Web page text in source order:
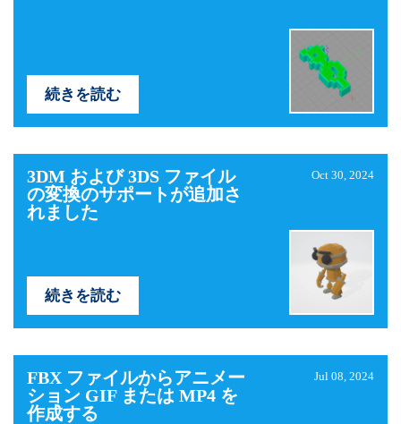
続きを読む
3DM および 3DS ファイル
の変換のサポートが追加さ
れました
Oct 30, 2024
続きを読む
FBX ファイルからアニメー
ション GIF または MP4 を
作成する
Jul 08, 2024